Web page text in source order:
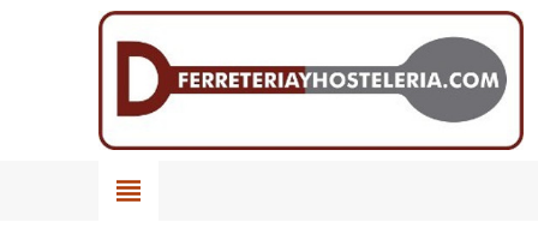
view_headline